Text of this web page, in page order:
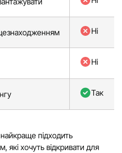
Ні
Ні
Так
підходить
які хочуть відкривати для